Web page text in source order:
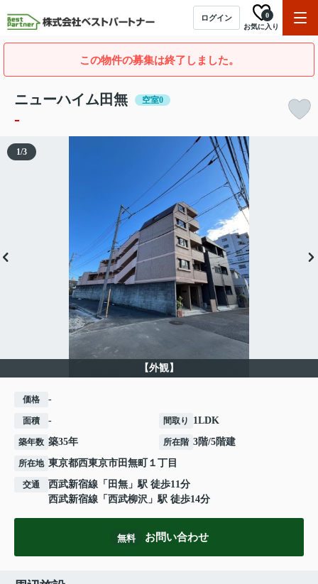
ログイン
お気に入り
0
この物件の募集は終了しました。
ニューハイム田無 空室0
-
【外観】
1/3
価格 -
面積 - 間取り 1LDK
築年数 築35年 所在階 3階/5階建
所在地 東京都西東京市田無町 １丁目
交通 西武新宿線 「 田無 」駅 徒歩11分
西武新宿線 「 西武柳沢 」駅 徒歩14分
無料 お問い合わせ